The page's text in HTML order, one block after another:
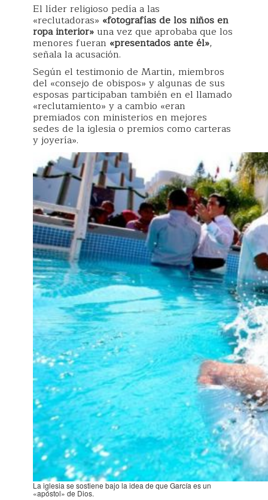
El líder religioso pedía a las
«reclutadoras» «fotografías de los niños en
ropa interior»una vez que aprobaba que los
menores fueran «presentados ante él»,
señala la acusación.
Según el testimonio de Martin, miembros
del «consejo de obispos» y algunas de sus
esposas participaban también en el llamado
«reclutamiento» y a cambio «eran
premiados con ministerios en mejores
sedes de la iglesia o premios como carteras
y joyería».
La iglesia se sostiene bajo la idea de que García es un
«apóstol» de Dios.